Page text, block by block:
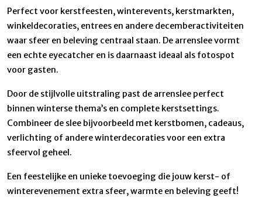
Perfect voor kerstfeesten, winterevents, kerstmarkten,
winkeldecoraties, entrees en andere decemberactiviteiten
waar sfeer en beleving centraal staan. De arrenslee vormt
een echte eyecatcher en is daarnaast ideaal als fotospot
voor gasten.
Door de stijlvolle uitstraling past de arrenslee perfect
binnen winterse thema’s en complete kerstsettings.
Combineer de slee bijvoorbeeld met kerstbomen, cadeaus,
verlichting of andere winterdecoraties voor een extra
sfeervol geheel.
Een feestelijke en unieke toevoeging die jouw kerst- of
winterevenement extra sfeer, warmte en beleving geeft!